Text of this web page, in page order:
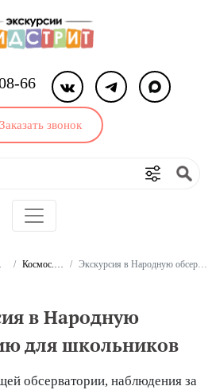
66
Заказать звонок
Космос. Экскурсии Экскурсия в Народную обсерваторию для школьников
в Народную
для школьников
обсерватории, наблюдения за